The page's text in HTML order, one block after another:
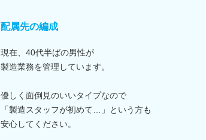
配属先の編成
現在、40代半ばの男性が
製造業務を管理しています。
優しく面倒見のいいタイプなので
「製造スタッフが初めて…」という方も
安心してください。